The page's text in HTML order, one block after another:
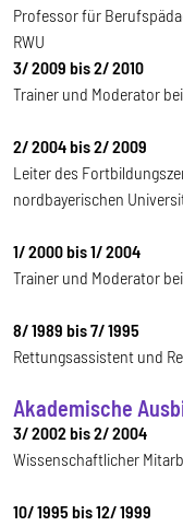
Professor für
RWU
3/ 2009 bis 2/ 2010
Trainer und Moderator
2/ 2004 bis 2/ 2009
Leiter des
nordbayerischen
1/ 2000 bis 1/ 2004
Trainer und Moderator
8/ 1989 bis 7/ 1995
Rettungsassistent und
Akademische
3/ 2002 bis 2/ 2004
Wissenschaftlicher
10/ 1995 bis 12/ 1999